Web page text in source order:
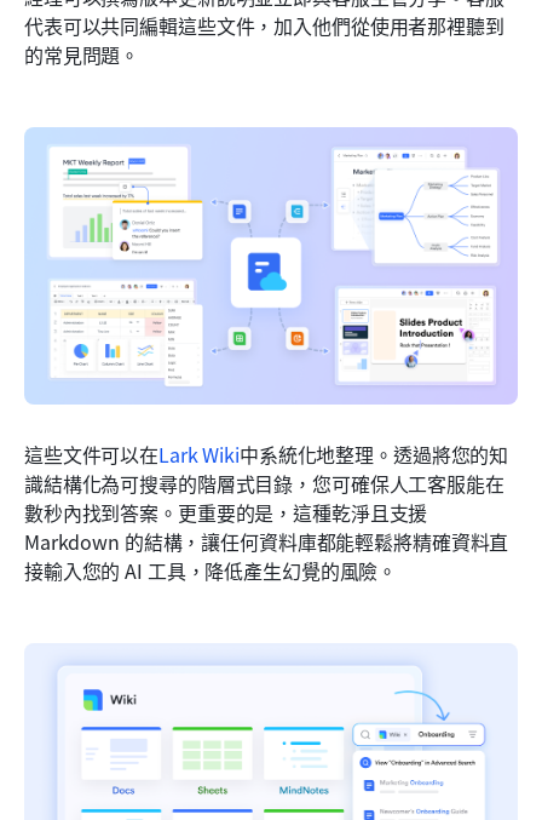
代表可以共同編輯這些文件，加入他們從使用者那裡聽到
的常見問題。
這些文件可以在Lark Wiki中系統化地整理。透過將您的知
識結構化為可搜尋的階層式目錄，您可確保人工客服能在
數秒內找到答案。更重要的是，這種乾淨且支援
Markdown 的結構，讓任何資料庫都能輕鬆將精確資料直
接輸入您的 AI 工具，降低產生幻覺的風險。